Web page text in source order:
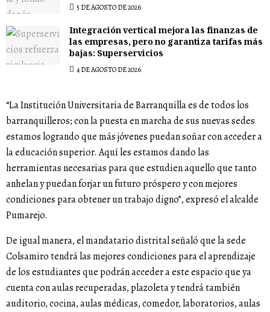
5 DE AGOSTO DE 2026
Integración vertical mejora las finanzas de
las empresas, pero no garantiza tarifas más
bajas: Superservicios
4 DE AGOSTO DE 2026
“La Institución Universitaria de Barranquilla es de todos los
barranquilleros; con la puesta en marcha de sus nuevas sedes
estamos logrando que más jóvenes puedan soñar con acceder a
la educación superior. Aquí les estamos dando las
herramientas necesarias para que estudien aquello que tanto
anhelan y puedan forjar un futuro próspero y con mejores
condiciones para obtener un trabajo digno”, expresó el alcalde
Pumarejo.
De igual manera, el mandatario distrital señaló que la sede
Colsamiro tendrá las mejores condiciones para el aprendizaje
de los estudiantes que podrán acceder a este espacio que ya
cuenta con aulas recuperadas, plazoleta y tendrá también
auditorio, cocina, aulas médicas, comedor, laboratorios, aulas